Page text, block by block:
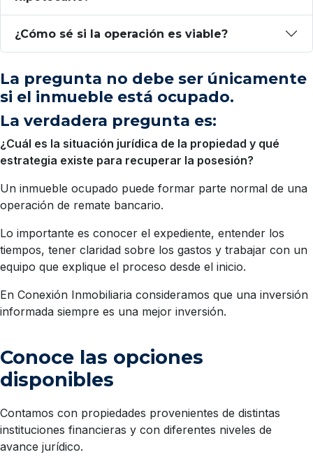
¿Cómo sé si la operación es viable?
La pregunta no debe ser únicamente
si el inmueble está ocupado.
La verdadera pregunta es:
¿Cuál es la situación jurídica de la propiedad y qué
estrategia existe para recuperar la posesión?
Un inmueble ocupado puede formar parte normal de una
operación de remate bancario.
Lo importante es conocer el expediente, entender los
tiempos, tener claridad sobre los gastos y trabajar con un
equipo que explique el proceso desde el inicio.
En Conexión Inmobiliaria consideramos que una inversión
informada siempre es una mejor inversión.
Conoce las opciones
disponibles
Contamos con propiedades provenientes de distintas
instituciones financieras y con diferentes niveles de
avance jurídico.